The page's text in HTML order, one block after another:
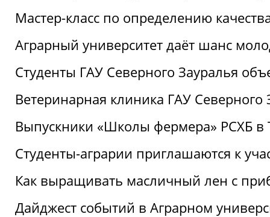
Мастер-класс по определению
Аграрный университет даёт шанс
Студенты ГАУ Северного Зауралья
Ветеринарная клиника ГАУ Северного
Выпускники «Школы фермера» РСХБ
Студенты-аграрии приглашаются к
Как выращивать масличный лен с
Дайджест событий в Аграрном